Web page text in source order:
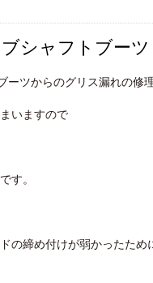
シャフトブー
ツからのグリス漏れの修理
いますので
す。
の締め付けが弱かったため